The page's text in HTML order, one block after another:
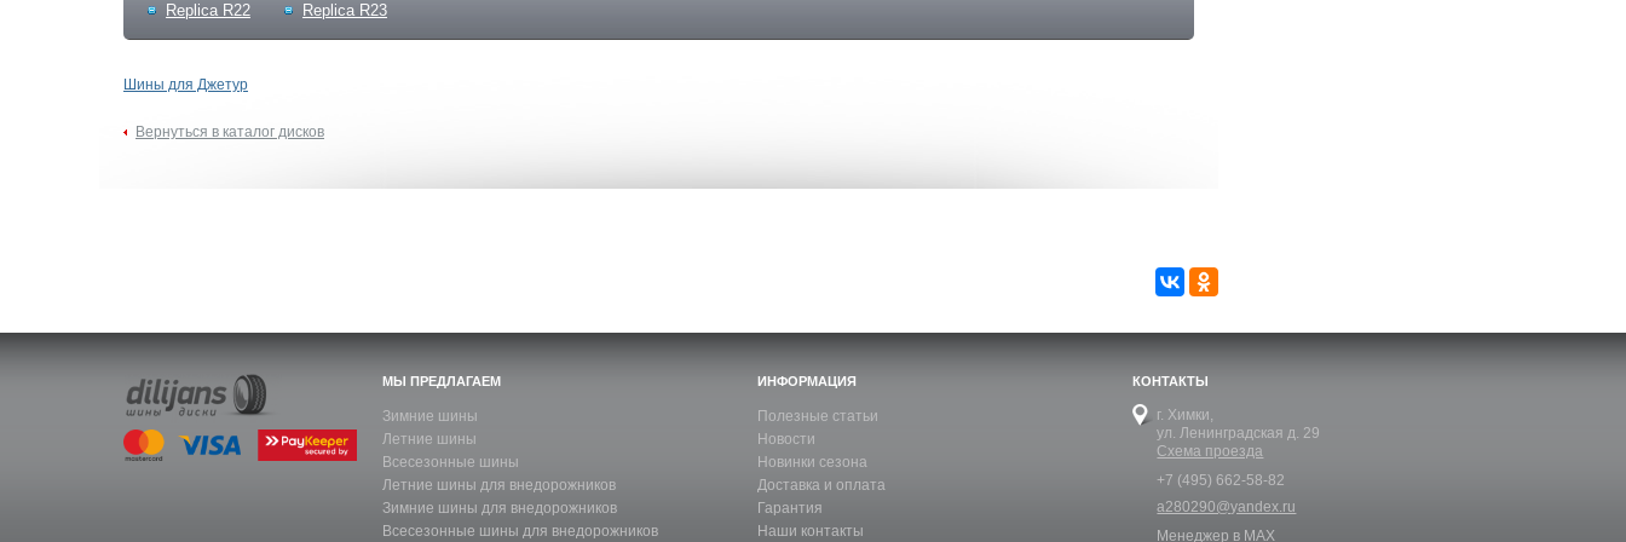
Replica R22
Replica R23
Шины для Джетур
Вернуться в каталог дисков
МЫ ПРЕДЛАГАЕМ
Зимние шины
Летние шины
Всесезонные шины
Летние шины для внедорожников
Зимние шины для внедорожников
Всесезонные шины для внедорожников
ИНФОРМАЦИЯ
Полезные статьи
Новости
Новинки сезона
Доставка и оплата
Гарантия
Наши контакты
КОНТАКТЫ
г. Химки,
ул. Ленинградская д. 29
Схема проезда
+7 (495) 662-58-82
a280290@yandex.ru
Менеджер в MAX